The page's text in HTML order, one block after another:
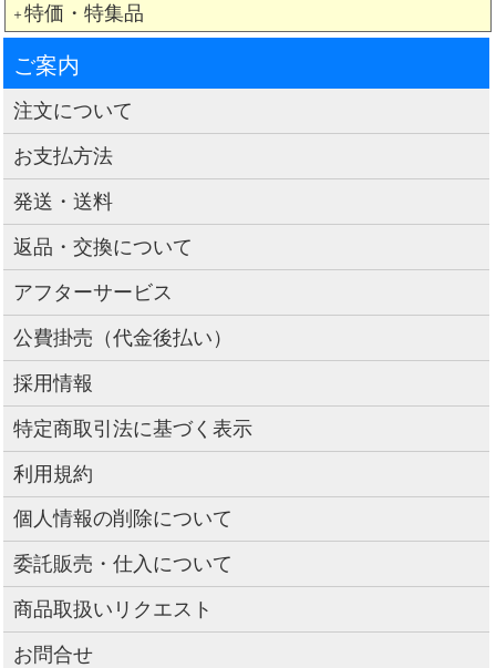
＋ 特価・特集品
ご案内
注文について
お支払方法
発送・送料
返品・交換について
アフターサービス
公費掛売（代金後払い）
採用情報
特定商取引法に基づく表示
利用規約
個人情報の削除について
委託販売・仕入について
商品取扱いリクエスト
お問合せ